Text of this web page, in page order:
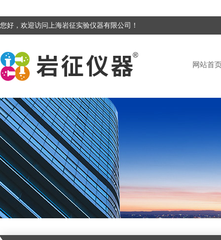
您好，欢迎访问上海岩征实验仪器有限公司！
网站首